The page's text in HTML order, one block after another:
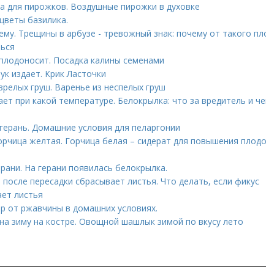
для пирожков. Воздушные пирожки в духовке
базилика.
Трещины в арбузе - тревожный знак: почему от такого
Посадка калины семенами
издает. Крик Ласточки
груш. Варенье из неспелых груш
при какой температуре. Белокрылка: что за вредитель и
Домашние условия для пеларгонии
желтая. Горчица белая – сидерат для повышения
На герани появилась белокрылка.
пересадки сбрасывает листья. Что делать, если фикус
листья
от ржавчины в домашних условиях.
зиму на костре. Овощной шашлык зимой по вкусу лето